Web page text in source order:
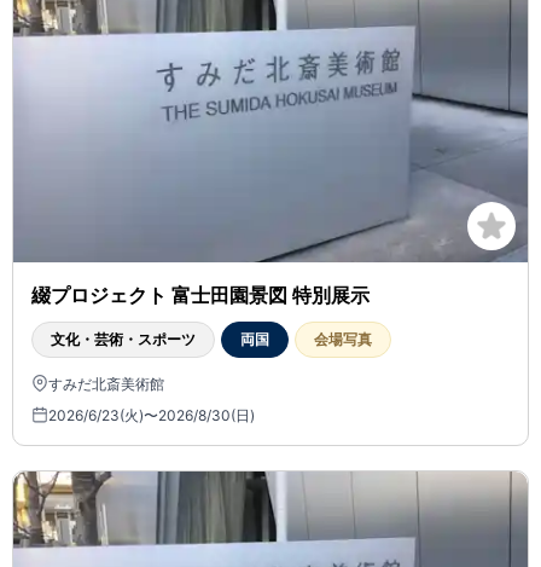
綴プロジェクト 富士田園景図 特別展示
文化・芸術・スポーツ 両国 会場写真
すみだ北斎美術館
2026/6/23(火)〜2026/8/30(日)